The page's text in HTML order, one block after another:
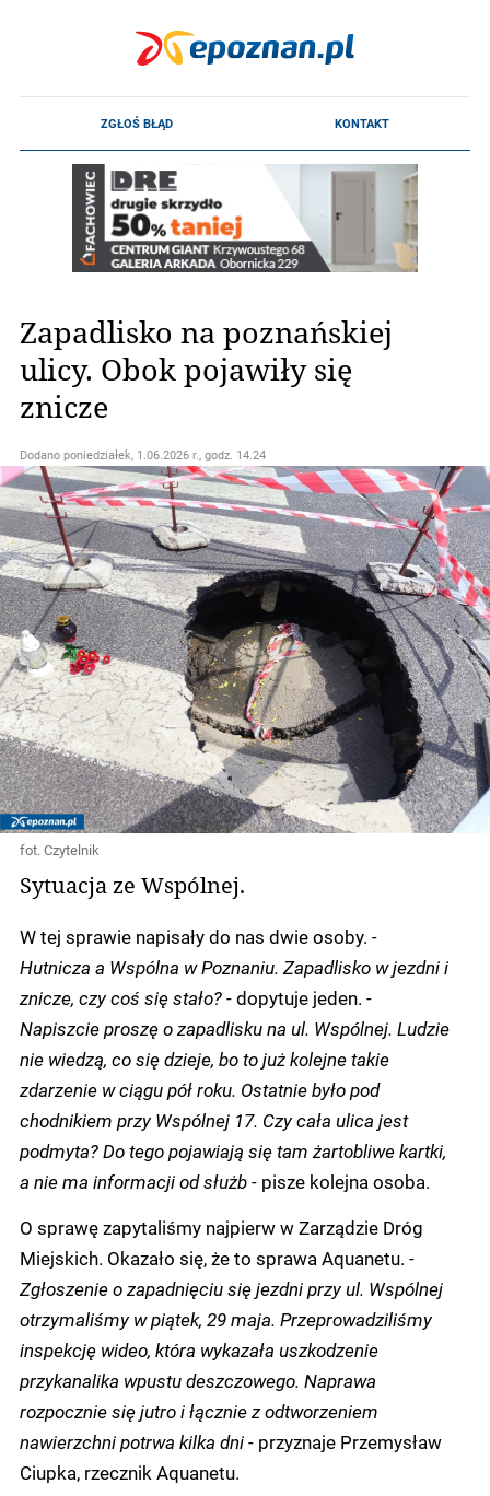
Zapadlisko na poznańskiej
ulicy. Obok pojawiły się
znicze
Dodano poniedziałek, 1.06.2026 r., godz. 14.24
fot. Czytelnik
Sytuacja ze Wspólnej.
W tej sprawie napisały do nas dwie osoby. -
Hutnicza a Wspólna w Poznaniu. Zapadlisko w jezdni i
znicze, czy coś się stało? -dopytuje jeden. -
Napiszcie proszę o zapadlisku na ul. Wspólnej. Ludzie
nie wiedzą, co się dzieje, bo to już kolejne takie
zdarzenie w ciągu pół roku. Ostatnie było pod
chodnikiem przy Wspólnej 17. Czy cała ulica jest
podmyta? Do tego pojawiają się tam żartobliwe kartki,
a nie ma informacji od służb - pisze kolejna osoba.
O sprawę zapytaliśmy najpierw w Zarządzie Dróg
Miejskich. Okazało się, że to sprawa Aquanetu. -
Zgłoszenie o zapadnięciu się jezdni przy ul. Wspólnej
otrzymaliśmy w piątek, 29 maja. Przeprowadziliśmy
inspekcję wideo, która wykazała uszkodzenie
przykanalika wpustu deszczowego. Naprawa
rozpocznie się jutro i łącznie z odtworzeniem
nawierzchni potrwa kilka dni - przyznaje Przemysław
Ciupka, rzecznik Aquanetu.